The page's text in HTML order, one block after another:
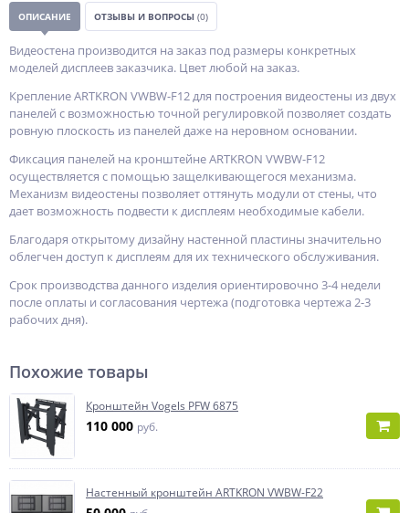
ОПИСАНИЕ ОТЗЫВЫ И ВОПРОСЫ (0)
Видеостена производится на заказ под размеры конкретных
моделей дисплеев заказчика. Цвет любой на заказ.
Крепление ARTKRON VWBW-F12 для построения видеостены из двух
панелей с возможностью точной регулировкой позволяет создать
ровную плоскость из панелей даже на неровном основании.
Фиксация панелей на кронштейне ARTKRON VWBW-F12
осуществляется с помощью защелкивающегося механизма.
Механизм видеостены позволяет оттянуть модули от стены, что
дает возможность подвести к дисплеям необходимые кабели.
Благодаря открытому дизайну настенной пластины значительно
облегчен доступ к дисплеям для их технического обслуживания.
Срок производства данного изделия ориентировочно 3-4 недели
после оплаты и согласования чертежа (подготовка чертежа 2-3
рабочих дня).
Похожие товары
Кронштейн Vogels PFW 6875
110 000 руб.
Настенный кронштейн ARTKRON VWBW-F22